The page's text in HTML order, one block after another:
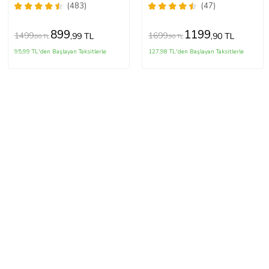
Ayakkabısı Z001221 (Siyah)
(483)
1499,00 TL 899,99 TL
95,99 TL'den Başlayan Taksitlerle
Taban Topuk Dikeni
Günlük Kadın Terlik (Siyah)
(47)
1699,90 TL 1199,90 TL
127,98 TL'den Başlayan Taksitlerle